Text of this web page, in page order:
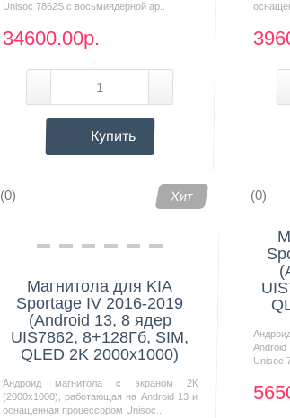
Unisoc 7862S с восьмиядерной ар..
34600.00р.
Купить
(0) Хит
Магнитола для KIA
Sportage IV 2016-2019
(Android 13, 8 ядер
UIS7862, 8+128Гб, SIM,
QLED 2K 2000x1000)
Андроид магнитола с экраном 2К
(2000х1000), работающая на Android 13 и
оснащенная процессором Unisoc..
(0)
Unisoc